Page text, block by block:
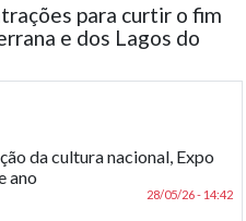
para curtir o fim
e dos Lagos do
da cultura nacional, Expo
ano
28/05/26 - 14:42